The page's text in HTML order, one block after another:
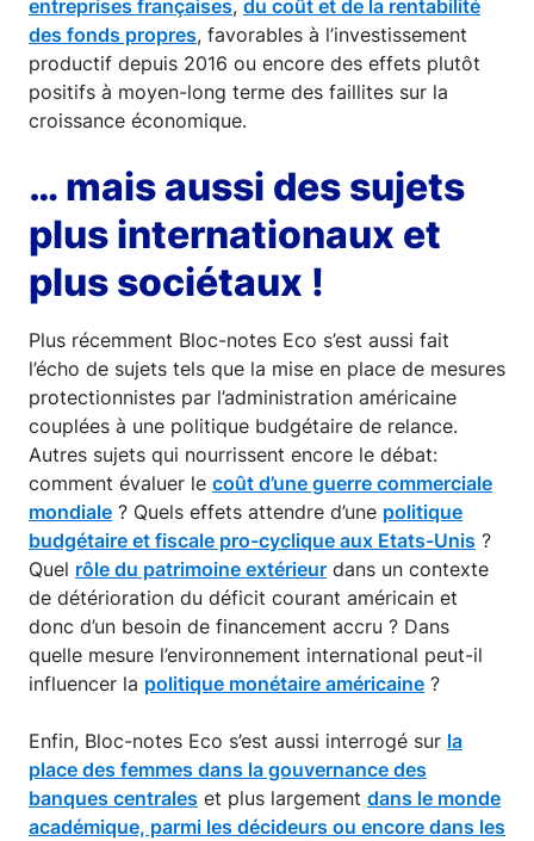
entreprises françaises, du coût et de la rentabilité
des fonds propres, favorables à l’investissement
productif depuis 2016 ou encore des effets plutôt
positifs à moyen-long terme des faillites sur la
croissance économique.
… mais aussi des sujets
plus internationaux et
plus sociétaux !
Plus récemment Bloc-notes Eco s’est aussi fait
l’écho de sujets tels que la mise en place de mesures
protectionnistes par l’administration américaine
couplées à une politique budgétaire de relance.
Autres sujets qui nourrissent encore le débat:
comment évaluer le coût d’une guerre commerciale
mondiale ? Quels effets attendre d’une politique
budgétaire et fiscale pro-cyclique aux Etats-Unis ?
Quel rôle du patrimoine extérieur dans un contexte
de détérioration du déficit courant américain et
donc d’un besoin de financement accru ? Dans
quelle mesure l’environnement international peut-il
influencer la politique monétaire américaine ?
Enfin, Bloc-notes Eco s’est aussi interrogé sur la
place des femmes dans la gouvernance des
banques centrales et plus largement dans le monde
académique, parmi les décideurs ou encore dans les